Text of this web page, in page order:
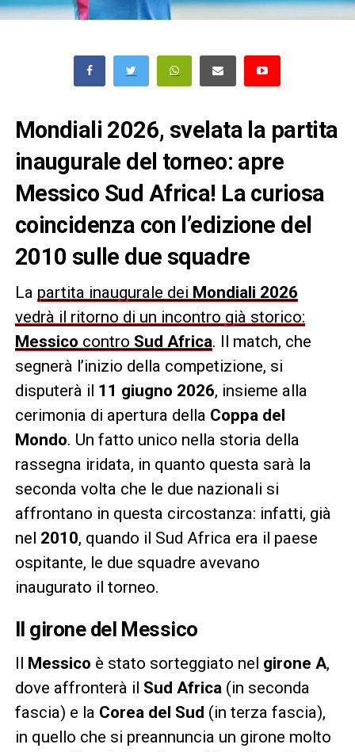
Mondiali 2026, svelata la partita
inaugurale del torneo: apre
Messico Sud Africa! La curiosa
coincidenza con l’edizione del
2010 sulle due squadre
La partita inaugurale dei Mondiali 2026
vedrà il ritorno di un incontro già storico:
Messico contro Sud Africa. Il match, che
segnerà l’inizio della competizione, si
disputerà il 11 giugno 2026, insieme alla
cerimonia di apertura della Coppa del
Mondo. Un fatto unico nella storia della
rassegna iridata, in quanto questa sarà la
seconda volta che le due nazionali si
affrontano in questa circostanza: infatti, già
nel 2010, quando il Sud Africa era il paese
ospitante, le due squadre avevano
inaugurato il torneo.
Il girone del Messico
Il Messico è stato sorteggiato nel girone A,
dove affronterà il Sud Africa (in seconda
fascia) e la Corea del Sud (in terza fascia),
in quello che si preannuncia un girone molto